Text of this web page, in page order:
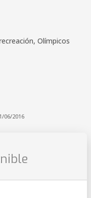
Olímpicos
06/2016